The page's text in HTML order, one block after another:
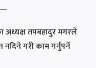
अध्यक्ष तपबहादुर मगरले
गरी काम गर्नुपर्ने